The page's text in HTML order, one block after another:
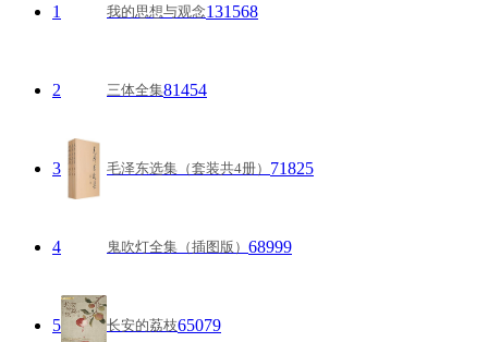
1 我的思想与观念131568
2 三体全集81454
3 毛泽东选集（套装共4册） 71825
4 鬼吹灯全集（插图版） 68999
5 长安的荔枝65079